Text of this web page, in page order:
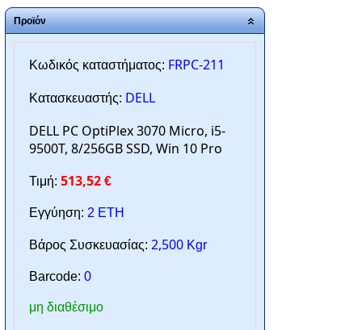
Προϊόν
Κωδικός καταστήματος: FRPC-211
Κατασκευαστής: DELL
DELL PC OptiPlex 3070 Micro, i5-
9500T, 8/256GB SSD, Win 10 Pro
Τιμή: 513,52 €
Εγγύηση: 2 ΕΤΗ
Βάρος Συσκευασίας: 2,500 Kgr
Barcode: 0
μη διαθέσιμο